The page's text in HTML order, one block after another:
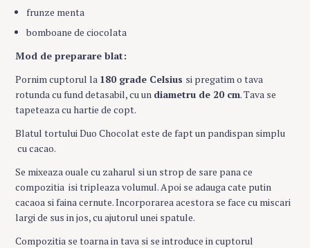
frunze menta
bomboane de ciocolata
Mod de preparare blat:
Pornim cuptorul la 180 grade Celsius si pregatim o tava
rotunda cu fund detasabil, cu un diametru de 20 cm. Tava se
tapeteaza cu hartie de copt.
Blatul tortului Duo Chocolat este de fapt un pandispan simplu
cu cacao.
Se mixeaza ouale cu zaharul si un strop de sare pana ce
compozitia isi tripleaza volumul. Apoi se adauga cate putin
cacaoa si faina cernute. Incorporarea acestora se face cu miscari
largi de sus in jos, cu ajutorul unei spatule.
Compozitia se toarna in tava si se introduce in cuptorul